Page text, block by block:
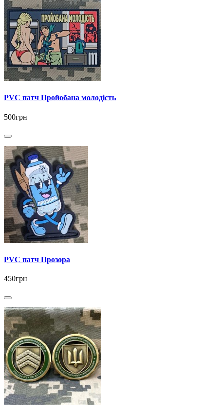
PVC патч Пройобана молодість
500грн
PVC патч Прозора
450грн